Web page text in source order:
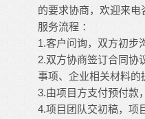
的要求协商，欢迎来电
服务流程 ：
1.客户问询，双方初步
2.双方协商签订合同协
事项、企业相关材料的
3.由项目方支付预付款
4.项目团队交初稿，项